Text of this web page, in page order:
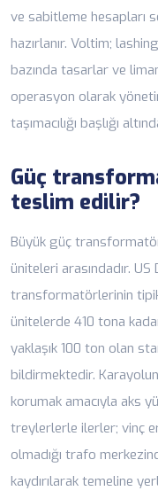
ve sabitleme hesapları
hazırlanır. Voltim;
bazında tasarlar ve
operasyon olarak
taşımacılığı başlığı
Güç
teslim edilir?
Büyük güç
üniteleri arasındadır.
transformatörlerinin
ünitelerde 410 tona
yaklaşık 100 ton olan
bildirmektedir.
korumak amacıyla aks
treylerlerle ilerler; vinç
olmadığı trafo
kaydırılarak temeline